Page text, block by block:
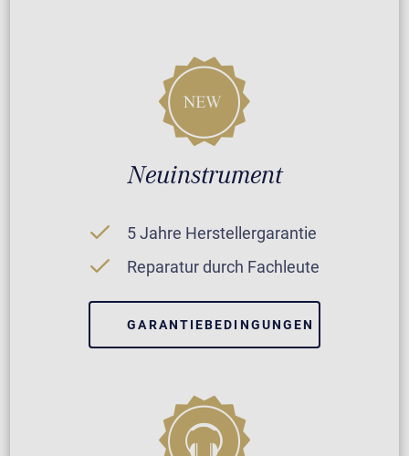
Neuinstrument
5 Jahre Herstellergarantie
Reparatur durch Fachleute
GARANTIEBEDINGUNGEN